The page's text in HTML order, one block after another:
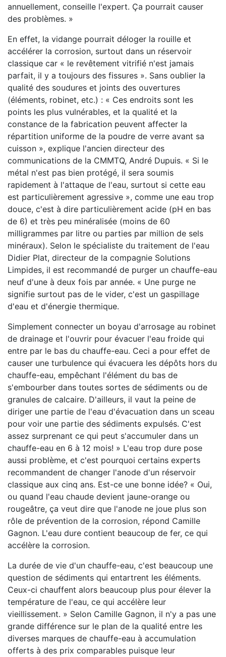
annuellement, conseille l'expert. Ça pourrait causer
des problèmes. »
En effet, la vidange pourrait déloger la rouille et
accélérer la corrosion, surtout dans un réservoir
classique car « le revêtement vitrifié n'est jamais
parfait, il y a toujours des fissures ». Sans oublier la
qualité des soudures et joints des ouvertures
(éléments, robinet, etc.) : « Ces endroits sont les
points les plus vulnérables, et la qualité et la
constance de la fabrication peuvent affecter la
répartition uniforme de la poudre de verre avant sa
cuisson », explique l'ancien directeur des
communications de la CMMTQ, André Dupuis. « Si le
métal n'est pas bien protégé, il sera soumis
rapidement à l'attaque de l'eau, surtout si cette eau
est particulièrement agressive », comme une eau trop
douce, c'est à dire particulièrement acide (pH en bas
de 6) et très peu minéralisée (moins de 60
milligrammes par litre ou parties par million de sels
minéraux). Selon le spécialiste du traitement de l'eau
Didier Plat, directeur de la compagnie Solutions
Limpides, il est recommandé de purger un chauffe-eau
neuf d'une à deux fois par année. « Une purge ne
signifie surtout pas de le vider, c'est un gaspillage
d'eau et d'énergie thermique.
Simplement connecter un boyau d'arrosage au robinet
de drainage et l'ouvrir pour évacuer l'eau froide qui
entre par le bas du chauffe-eau. Ceci a pour effet de
causer une turbulence qui évacuera les dépôts hors du
chauffe-eau, empêchant l'élément du bas de
s'embourber dans toutes sortes de sédiments ou de
granules de calcaire. D'ailleurs, il vaut la peine de
diriger une partie de l'eau d'évacuation dans un sceau
pour voir une partie des sédiments expulsés. C'est
assez surprenant ce qui peut s'accumuler dans un
chauffe-eau en 6 à 12 mois! » L'eau trop dure pose
aussi problème, et c'est pourquoi certains experts
recommandent de changer l'anode d'un réservoir
classique aux cinq ans. Est-ce une bonne idée? « Oui,
ou quand l'eau chaude devient jaune-orange ou
rougeâtre, ça veut dire que l'anode ne joue plus son
rôle de prévention de la corrosion, répond Camille
Gagnon. L'eau dure contient beaucoup de fer, ce qui
accélère la corrosion.
La durée de vie d'un chauffe-eau, c'est beaucoup une
question de sédiments qui entartrent les éléments.
Ceux-ci chauffent alors beaucoup plus pour élever la
température de l'eau, ce qui accélère leur
vieillissement. » Selon Camille Gagnon, il n'y a pas une
grande différence sur le plan de la qualité entre les
diverses marques de chauffe-eau à accumulation
offerts à des prix comparables puisque leur